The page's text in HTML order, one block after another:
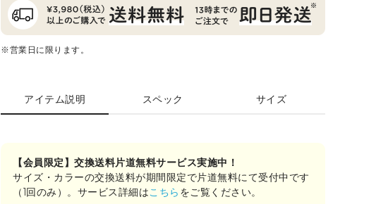
※営業日に限ります。
アイテム説明 スペック サイズ
【会員限定】交換送料片道無料サービス実施中！
サイズ・カラーの交換送料が期間限定で片道無料にて受付中です
（1回のみ）。サービス詳細は こちら をご覧ください。